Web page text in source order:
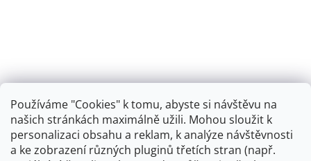
Používáme "Cookies" k tomu, abyste si návštěvu na
našich stránkách maximálně užili. Mohou sloužit k
personalizaci obsahu a reklam, k analýze návštěvnosti
a ke zobrazení různých pluginů třetích stran (např.
Retro koupelna